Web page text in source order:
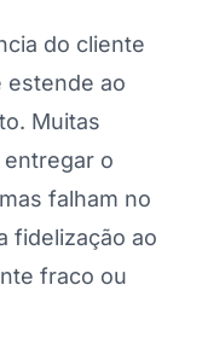
do cliente
estende ao
Muitas
o
falham no
fidelização ao
fraco ou